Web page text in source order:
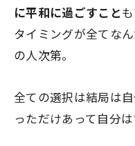
に平和に過ごすこと
タイミングが全てな
の人次第。
全ての選択は結局は
っただけあって自分